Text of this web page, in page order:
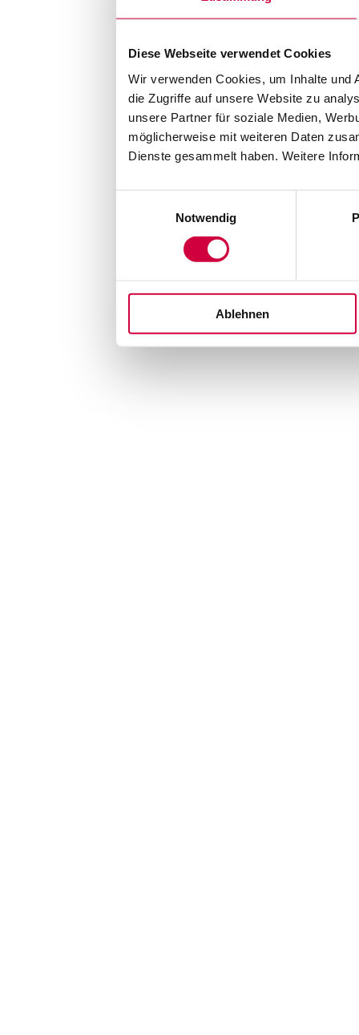
Diese Webseite verwendet Cookies
Wir verwenden Cookies, um Inhalte und
die Zugriffe auf unsere Website zu
unsere Partner für soziale Medien,
möglicherweise mit weiteren Daten
Dienste gesammelt haben. Weitere
Notwendig
Ablehnen